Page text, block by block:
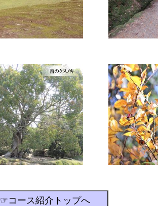
☞コース紹介トップへ